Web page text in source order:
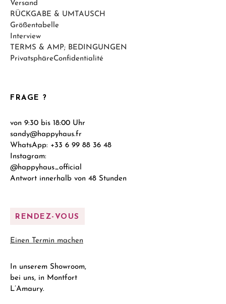
FRAGE ?
von 9:30 bis 18:00 Uhr
sandy@happyhaus.fr
WhatsApp: +33 6 99 88 36 48
Instagram:
@happyhaus_official
Antwort innerhalb von 48 Stunden
RENDEZ-VOUS
Einen Termin machen
In unserem Showroom,
bei uns, in Montfort
L’Amaury.
Versand
RÜCKGABE & UMTAUSCH
Größentabelle
Interview
TERMS & AMP; BEDINGUNGEN
PrivatsphäreConfidentialité